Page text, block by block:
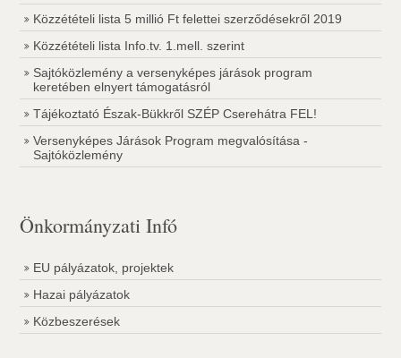
Közzétételi lista 5 millió Ft felettei szerződésekről 2019
Közzétételi lista Info.tv. 1.mell. szerint
Sajtóközlemény a versenyképes járások program
keretében elnyert támogatásról
Tájékoztató Észak-Bükkről SZÉP Cserehátra FEL!
Versenyképes Járások Program megvalósítása -
Sajtóközlemény
Önkormányzati Infó
EU pályázatok, projektek
Hazai pályázatok
Közbeszerések